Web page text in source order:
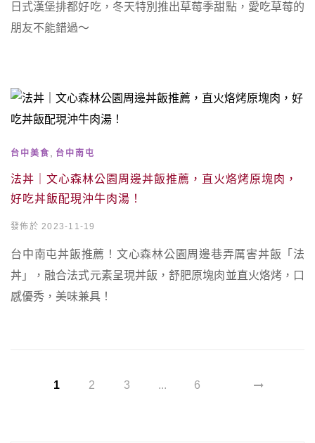
日式漢堡排都好吃，冬天特別推出草莓季甜點，愛吃草莓的
朋友不能錯過～
台中美食 台中南屯
法丼｜文心森林公園周邊丼飯推薦，直火烙烤原塊肉，
好吃丼飯配現沖牛肉湯！
發佈於 2023-11-19
台中南屯丼飯推薦！文心森林公園周邊巷弄厲害丼飯「法
丼」，融合法式元素呈現丼飯，舒肥原塊肉並直火烙烤，口
感優秀，美味兼具！
1 2 3 ... 6